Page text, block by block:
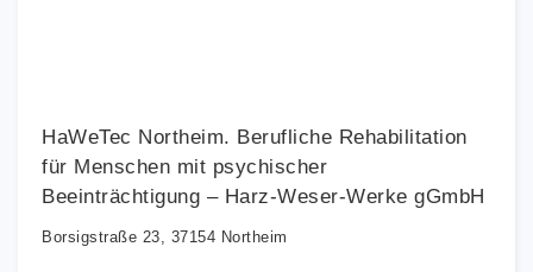
HaWeTec Northeim. Berufliche Rehabilitation
für Menschen mit psychischer
Beeinträchtigung – Harz-Weser-Werke gGmbH
Borsigstraße 23, 37154 Northeim